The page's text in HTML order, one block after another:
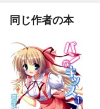
同じ作者の本